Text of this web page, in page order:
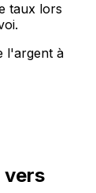
taux lors
l'argent à
vers